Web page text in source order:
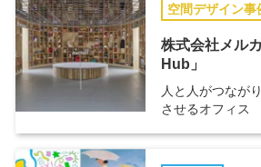
空間デザイン事
株式会社メル
Hub」
人と人がつなが
させるオフィス